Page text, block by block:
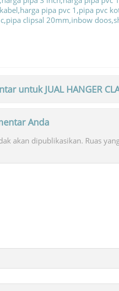
untuk JUAL HANGER
Anda
akan dipublikasikan. Ruas